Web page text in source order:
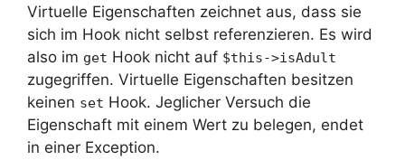
Virtuelle Eigenschaften zeichnet aus, dass sie
sich im Hook nicht selbst referenzieren. Es wird
also im get Hook nicht auf $this->isAdult
zugegriffen. Virtuelle Eigenschaften besitzen
keinen set Hook. Jeglicher Versuch die
Eigenschaft mit einem Wert zu belegen, endet
in einer Exception.